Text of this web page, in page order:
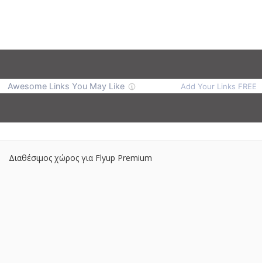
Διαθέσιμος χώρος για Flyup Premium